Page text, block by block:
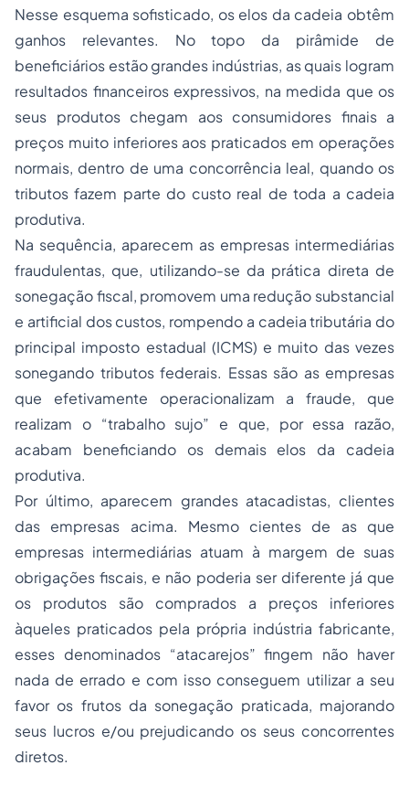
Nesse esquema sofisticado, os elos da cadeia obtêm
ganhos relevantes. No topo da pirâmide de
beneficiários estão grandes indústrias, as quais logram
resultados financeiros expressivos, na medida que os
seus produtos chegam aos consumidores finais a
preços muito inferiores aos praticados em operações
normais, dentro de uma concorrência leal, quando os
tributos fazem parte do custo real de toda a cadeia
produtiva.
Na sequência, aparecem as empresas intermediárias
fraudulentas, que, utilizando-se da prática direta de
sonegação fiscal, promovem uma redução substancial
e artificial dos custos, rompendo a cadeia tributária do
principal imposto estadual (ICMS) e muito das vezes
sonegando tributos federais. Essas são as empresas
que efetivamente operacionalizam a fraude, que
realizam o “trabalho sujo” e que, por essa razão,
acabam beneficiando os demais elos da cadeia
produtiva.
Por último, aparecem grandes atacadistas, clientes
das empresas acima. Mesmo cientes de as que
empresas intermediárias atuam à margem de suas
obrigações fiscais, e não poderia ser diferente já que
os produtos são comprados a preços inferiores
àqueles praticados pela própria indústria fabricante,
esses denominados “atacarejos” fingem não haver
nada de errado e com isso conseguem utilizar a seu
favor os frutos da sonegação praticada, majorando
seus lucros e/ou prejudicando os seus concorrentes
diretos.